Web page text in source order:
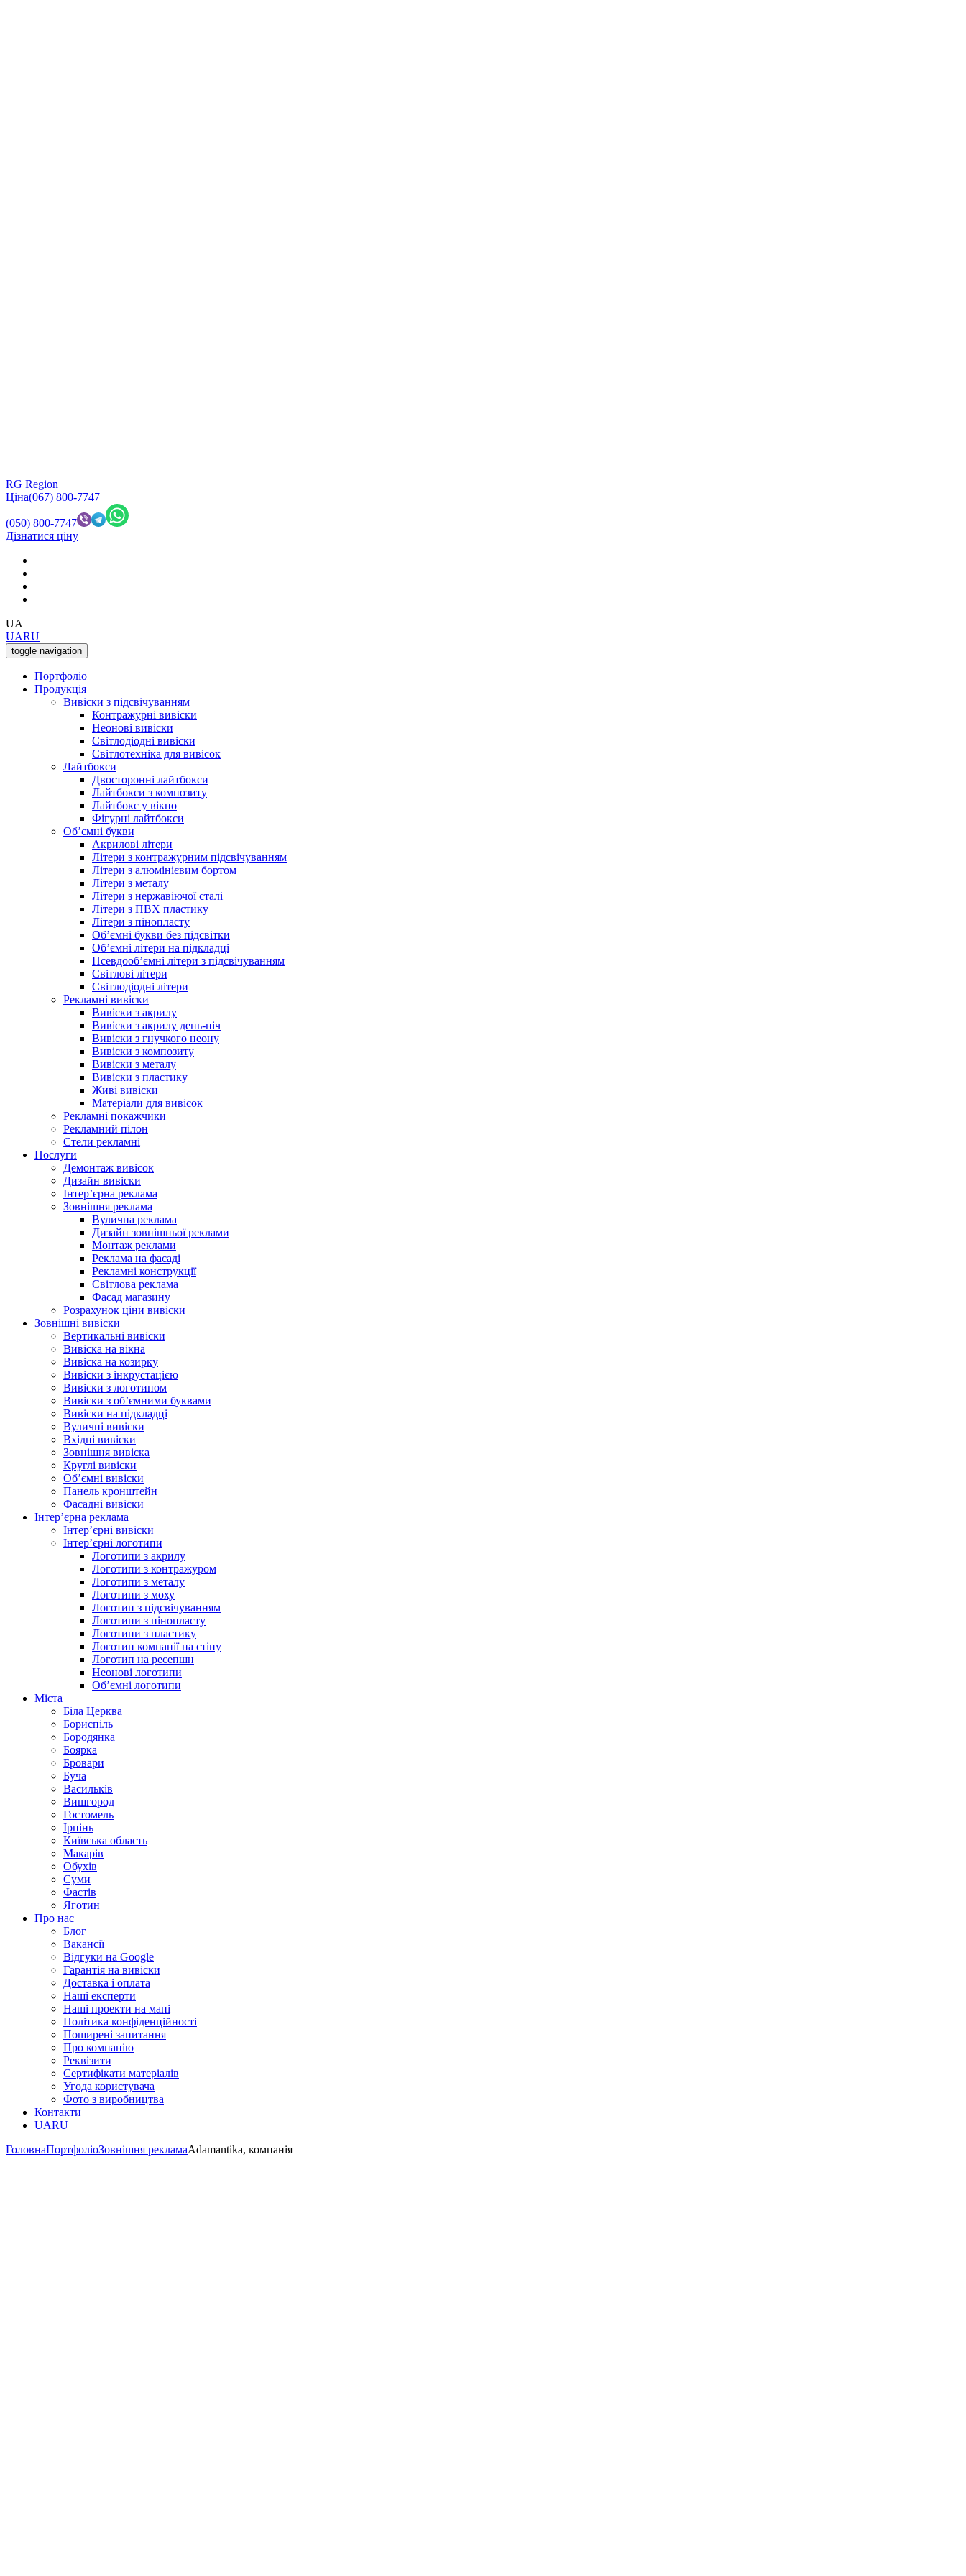
RG Region
Ціна(067) 800-7747
(050) 800-7747
Дізнатися ціну
UA
UARU
toggle navigation
Портфоліо
Продукція
Вивіски з підсвічуванням
Контражурні вивіски
Неонові вивіски
Світлодіодні вивіски
Світлотехніка для вивісок
Лайтбокси
Двосторонні лайтбокси
Лайтбокси з композиту
Лайтбокс у вікно
Фігурні лайтбокси
Об’ємні букви
Акрилові літери
Літери з контражурним підсвічуванням
Літери з алюмінієвим бортом
Літери з металу
Літери з нержавіючої сталі
Літери з ПВХ пластику
Літери з пінопласту
Об’ємні букви без підсвітки
Об’ємні літери на підкладці
Псевдооб’ємні літери з підсвічуванням
Світлові літери
Світлодіодні літери
Рекламні вивіски
Вивіски з акрилу
Вивіски з акрилу день-ніч
Вивіски з гнучкого неону
Вивіски з композиту
Вивіски з металу
Вивіски з пластику
Живі вивіски
Матеріали для вивісок
Рекламні покажчики
Рекламний пілон
Стели рекламні
Послуги
Демонтаж вивісок
Дизайн вивіски
Інтер’єрна реклама
Зовнішня реклама
Вулична реклама
Дизайн зовнішньої реклами
Монтаж реклами
Реклама на фасаді
Рекламні конструкції
Світлова реклама
Фасад магазину
Розрахунок ціни вивіски
Зовнішні вивіски
Вертикальні вивіски
Вивіска на вікна
Вивіска на козирку
Вивіски з інкрустацією
Вивіски з логотипом
Вивіски з об’ємними буквами
Вивіски на підкладці
Вуличні вивіски
Вхідні вивіски
Зовнішня вивіска
Круглі вивіски
Об’ємні вивіски
Панель кронштейн
Фасадні вивіски
Інтер’єрна реклама
Інтер’єрні вивіски
Інтер’єрні логотипи
Логотипи з акрилу
Логотипи з контражуром
Логотипи з металу
Логотипи з моху
Логотип з підсвічуванням
Логотипи з пінопласту
Логотипи з пластику
Логотип компанії на стіну
Логотип на ресепшн
Неонові логотипи
Об’ємні логотипи
Міста
Біла Церква
Бориспіль
Бородянка
Боярка
Бровари
Буча
Васильків
Вишгород
Гостомель
Ірпінь
Київська область
Макарів
Обухів
Суми
Фастів
Яготин
Про нас
Блог
Вакансії
Відгуки на Google
Гарантія на вивіски
Доставка і оплата
Наші експерти
Наші проекти на мапі
Політика конфіденційності
Поширені запитання
Про компанію
Реквізити
Сертифікати матеріалів
Угода користувача
Фото з виробництва
Контакти
UARU
ГоловнаПортфоліоЗовнішня рекламаAdamantika, компанія